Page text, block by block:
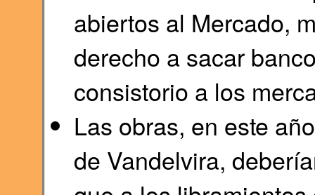
abiertos al Mercado,
derecho a sacar
consistorio a los
Las obras, en este
de Vandelvira,